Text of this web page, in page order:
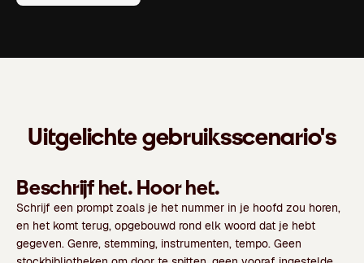
Uitgelichte gebruiksscenario's
Beschrijf het. Hoor het.
Schrijf een prompt zoals je het nummer in je hoofd zou horen,
en het komt terug, opgebouwd rond elk woord dat je hebt
gegeven. Genre, stemming, instrumenten, tempo. Geen